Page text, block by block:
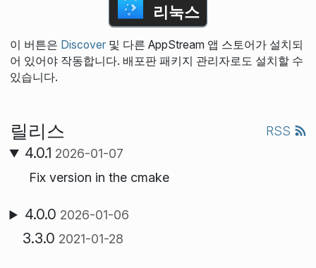
리눅스
이 버튼은 Discover및 다른 AppStream 앱 스토어가 설치되
어 있어야 작동합니다. 배포판 패키지 관리자로도 설치할 수
있습니다.
릴리스 RSS
4.0.1 2026-01-07
Fix version in the cmake
4.0.0 2026-01-06
3.3.0 2021-01-28